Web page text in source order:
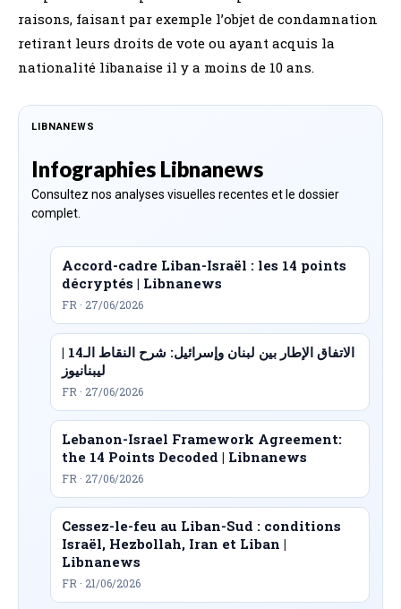
raisons, faisant par exemple l’objet de condamnation
retirant leurs droits de vote ou ayant acquis la
nationalité libanaise il y a moins de 10 ans.
LIBNANEWS
Infographies Libnanews
Consultez nos analyses visuelles recentes et le dossier
complet.
Accord-cadre Liban-Israël : les 14 points
décryptés | Libnanews
FR · 27/06/2026
الاتفاق الإطار بين لبنان وإسرائيل: شرح النقاط الـ14 |
ليبنانيوز
FR · 27/06/2026
Lebanon-Israel Framework Agreement:
the 14 Points Decoded | Libnanews
FR · 27/06/2026
Cessez-le-feu au Liban-Sud : conditions
Israël, Hezbollah, Iran et Liban |
Libnanews
FR · 21/06/2026